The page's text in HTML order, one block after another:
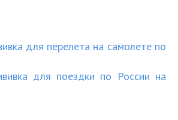
для перелета на самолете по
для поездки по России на